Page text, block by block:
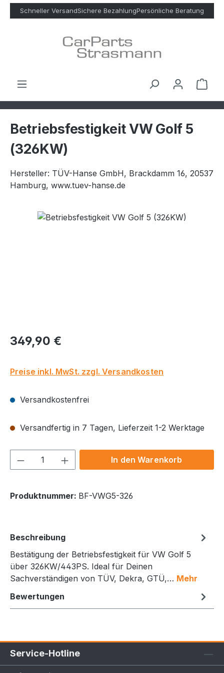
Zum Hauptinhalt springen
Schneller VersandSichere BezahlungPersönliche Beratung
Betriebsfestigkeit VW Golf 5
(326KW)
Hersteller: TÜV-Hanse GmbH, Brackdamm 16, 20537
Hamburg, www.tuev-hanse.de
Bildergalerie überspringen
Regulärer Preis:
349,90 €
Preise inkl. MwSt. zzgl. Versandkosten
Versandkostenfrei
Versandfertig in 7 Tagen, Lieferzeit 1-2 Werktage
Produkt Anzahl: Gib denIn den Warenkorb
Produktnummer: BF-VWG5-326
Beschreibung
Bestätigung der Betriebsfestigkeit für VW Golf 5
über 326KW/443PS. Ideal für Deinen
Sachverständigen von TÜV, Dekra, GTÜ,… Mehr
Bewertungen
Service-Hotline